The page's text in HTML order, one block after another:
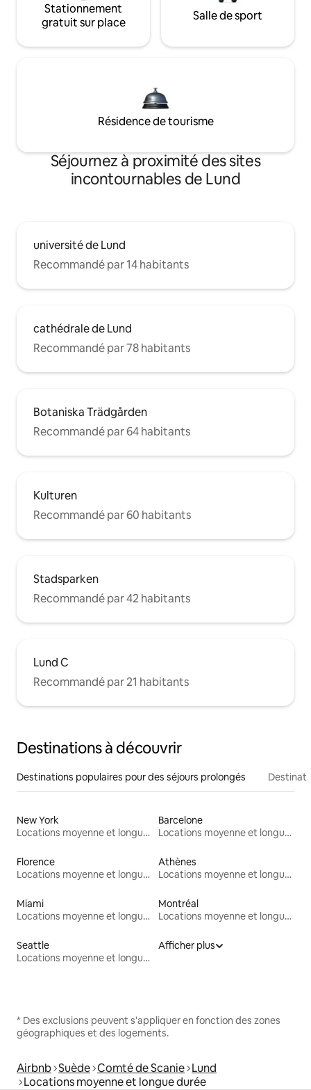
Stationnement
gratuit sur place
Salle de sport
Résidence de tourisme
Séjournez à proximité des sites
incontournables de Lund
université de Lund
Recommandé par 14 habitants
cathédrale de Lund
Recommandé par 78 habitants
Botaniska Trädgården
Recommandé par 64 habitants
Kulturen
Recommandé par 60 habitants
Stadsparken
Recommandé par 42 habitants
Lund C
Recommandé par 21 habitants
Destinations à découvrir
Destinations populaires pour des séjours prolongés
New York
Locations moyenne et longue durée
Barcelone
Locations moyenne et longue durée
Florence
Locations moyenne et longue durée
Athènes
Locations moyenne et longue durée
Miami
Locations moyenne et longue durée
Montréal
Locations moyenne et longue durée
Seattle
Locations moyenne et longue durée
Afficher plus
* Des exclusions peuvent s'appliquer en fonction des zones
géographiques et des logements.
Airbnb Suède Comté de Scanie Lund
Locations moyenne et longue durée